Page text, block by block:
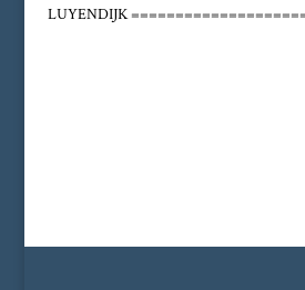
LUYENDIJK